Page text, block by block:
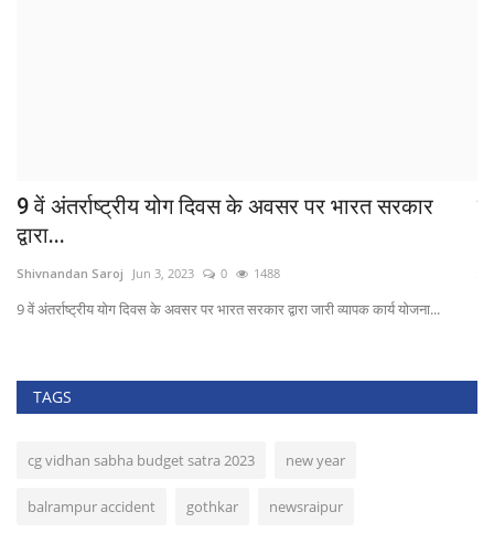
9 वें अंतर्राष्ट्रीय योग दिवस के अवसर पर भारत सरकार
द्वारा...
Shivnandan Saroj Jun 3, 2023 0 1488
9 वें अंतर्राष्ट्रीय योग दिवस के अवसर पर भारत सरकार द्वारा जारी व्यापक कार्य योजना...
TAGS
cg vidhan sabha budget satra 2023 new year
balrampur accident gothkar newsraipur